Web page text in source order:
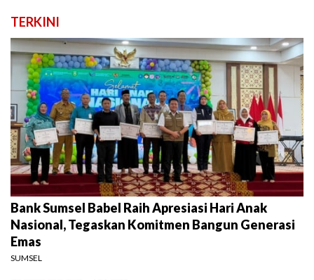
TERKINI
Bank Sumsel Babel Raih Apresiasi Hari Anak
Nasional, Tegaskan Komitmen Bangun Generasi
Emas
SUMSEL